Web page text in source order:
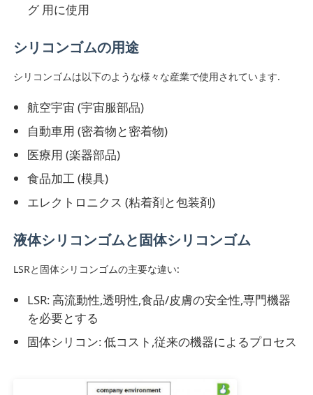
インジェクション鋳造機用アクセサリー
液体シリコンゴム注射型
液体のシリコーンの鋳造物
シリコンゴムの注射型
グ 用に使用
シリコンゴムの用途
シリコンゴムは以下のような様々な産業で使用されています.
航空宇宙 (宇宙服部品)
自動車用 (密着物と密着物)
医療用 (楽器部品)
食品加工 (模具)
エレクトロニクス (粘着剤と包装剤)
液体シリコンゴムと固体シリコンゴム
LSRと固体シリコンゴムの主要な違い:
LSR: 高流動性,透明性,食品/皮膚の安全性,専門機器
を必要とする
固体シリコン: 低コスト,従来の機器によるプロセス